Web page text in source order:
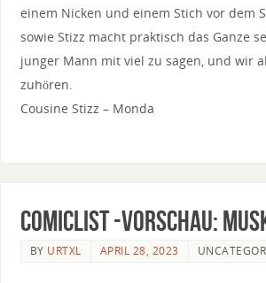
einem Nicken und einem Stich vor dem
sowie Stizz macht praktisch das Ganze
junger Mann mit viel zu sagen, und wir
zuhören.
Cousine Stizz – Monda
Comiclist -Vorschau:
BY URTXL APRIL 28, 2023